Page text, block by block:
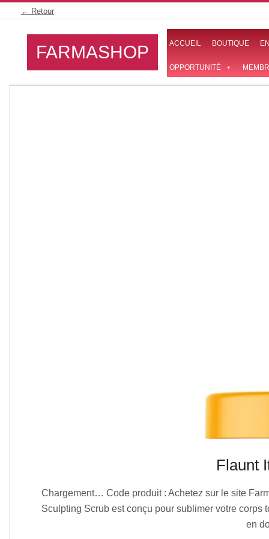
← Retour
FARMASHOP ACCUEIL BOUTIQUE
OPPORTUNITÉ
Flaunt
08-
01
Chargement… Code produit : Achetez sur le site
Sculpting Scrub est conçu pour sublimer votre
en